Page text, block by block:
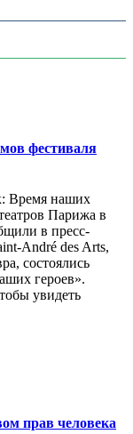
фестиваля
Время наших
Парижа в
в пресс-
André des Arts,
состоялись
героев».
увидеть
прав человека